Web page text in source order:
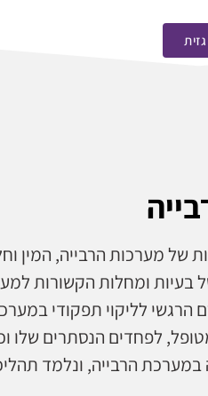
של מערכות הרבייה, המין
בעיות ומחלות הקשורות
הרגשי לליקוי תפקודי
לפחדים הנסתרים שלו
הרבייה, ונלמד